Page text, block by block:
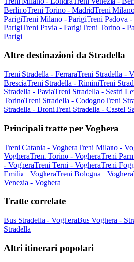
BerlinoTreni Torino - MadridTreni
ParigiTreni Milano - ParigiTreni Padova -
ParigiTreni Pavia - ParigiTreni Torino -
Parigi
Altre destinazioni da Stradella
Treni Stradella - FerraraTreni Stradella -
BresciaTreni Stradella - RiminiTreni
Stradella - PaviaTreni Stradella - Sestri
TorinoTreni Stradella - CodognoTreni
Stradella - BroniTreni Stradella - Castel
Principali tratte per Voghera
Treni Catania - VogheraTreni Milano -
VogheraTreni Torino - VogheraTreni
- VogheraTreni Terni - VogheraTreni
Emilia - VogheraTreni Bologna - Voghera
Venezia - Voghera
Tratte correlate
Bus Stradella - VogheraBus Voghera -
Stradella
Altri itinerari popolari